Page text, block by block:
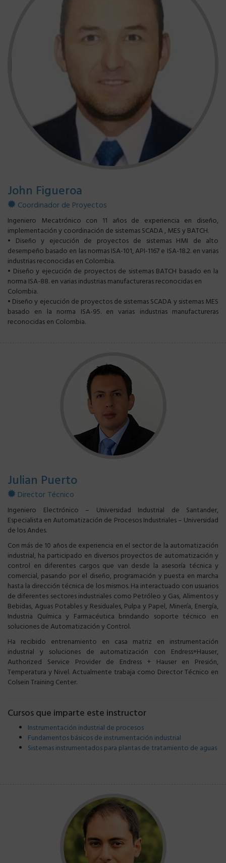
John Figueroa
Coordinador de Proyectos
Ingeniero Mecatrónico con 11 años de experiencia en diseño,
implementación y coordinación de sistemas SCADA , MES y BATCH.
• Diseño y ejecución de proyectos de sistemas HMI de alto
desempeño basado en las normas ISA-101, API-1167 e ISA-18.2. en varias
industrias reconocidas en Colombia.
• Diseño y ejecución de proyectos de sistemas BATCH basado en la
norma ISA-88. en varias industrias manufactureras reconocidas en
Colombia.
• Diseño y ejecución de proyectos de sistemas SCADA y sistemas MES
basado en la norma ISA-95. en varias industrias manufactureras
reconocidas en Colombia.
Julian Puerto
Director Técnico
Ingeniero Electrónico – Universidad Industrial de Santander,
Especialista en Automatización de Procesos Industriales – Universidad
de los Andes.
Con más de 10 años de experiencia en el sector de la automatización
industrial, ha participado en diversos proyectos de automatización y
control en diferentes cargos que van desde la asesoría técnica y
comercial, pasando por el diseño, programación y puesta en marcha
hasta la dirección técnica de los mismos. Ha interactuado con usuarios
de diferentes sectores industriales como Petróleo y Gas, Alimentos y
Bebidas, Aguas Potables y Residuales, Pulpa y Papel, Minería, Energía,
Industria Química y Farmacéutica brindando soporte técnico en
soluciones de Automatización y Control.
Ha recibido entrenamiento en casa matriz en instrumentación
industrial y soluciones de automatización con Endress+Hauser,
Authorized Service Provider de Endress + Hauser en Presión,
Temperatura y Nivel. Actualmente trabaja como Director Técnico en
Colsein Training Center.
Cursos que imparte este instructor
Instrumentación industrial de procesos
Fundamentos básicos de instrumentación industrial
Sistemas instrumentados para plantas de tratamiento de aguas